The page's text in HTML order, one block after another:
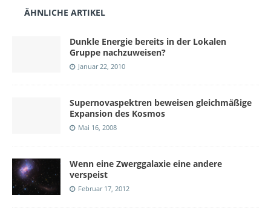
ÄHNLICHE ARTIKEL
Dunkle Energie bereits in der Lokalen
Gruppe nachzuweisen?
Januar 22, 2010
Supernovaspektren beweisen gleichmäßige
Expansion des Kosmos
Mai 16, 2008
Wenn eine Zwerggalaxie eine andere
verspeist
Februar 17, 2012